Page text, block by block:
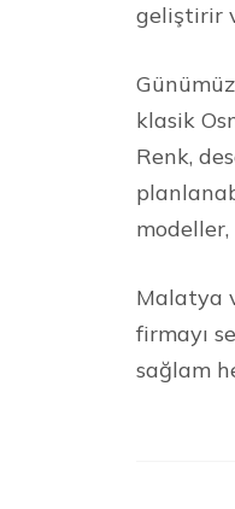
geliştirir
klasik
Renk,
Malatya
firmayı
sağlam